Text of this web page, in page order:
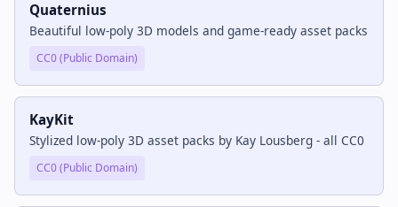
Quaternius
Beautiful low-poly 3D models and game-ready asset packs
CC0 (Public Domain)
KayKit
Stylized low-poly 3D asset packs by Kay Lousberg - all CC0
CC0 (Public Domain)